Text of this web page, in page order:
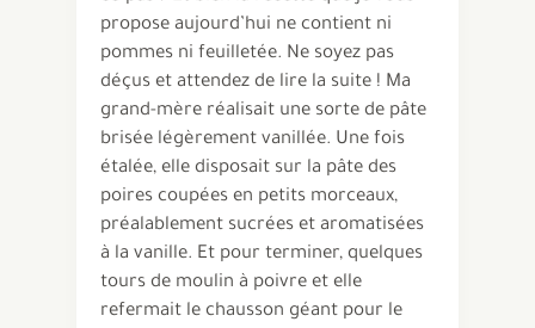
propose aujourd’hui ne contient ni
pommes ni feuilletée. Ne soyez pas
déçus et attendez de lire la suite ! Ma
grand-mère réalisait une sorte de pâte
brisée légèrement vanillée. Une fois
étalée, elle disposait sur la pâte des
poires coupées en petits morceaux,
préalablement sucrées et aromatisées
à la vanille. Et pour terminer, quelques
tours de moulin à poivre et elle
refermait le chausson géant pour le